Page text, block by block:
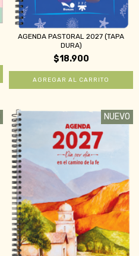
AGENDA PASTORAL 2027 (TAPA
DURA)
$18.900
NUEVO